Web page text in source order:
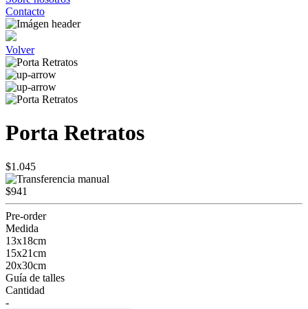
Contacto
Volver
Porta Retratos
$1.045
$941
Pre-order
Medida
13x18cm
15x21cm
20x30cm
Guía de talles
Cantidad
-